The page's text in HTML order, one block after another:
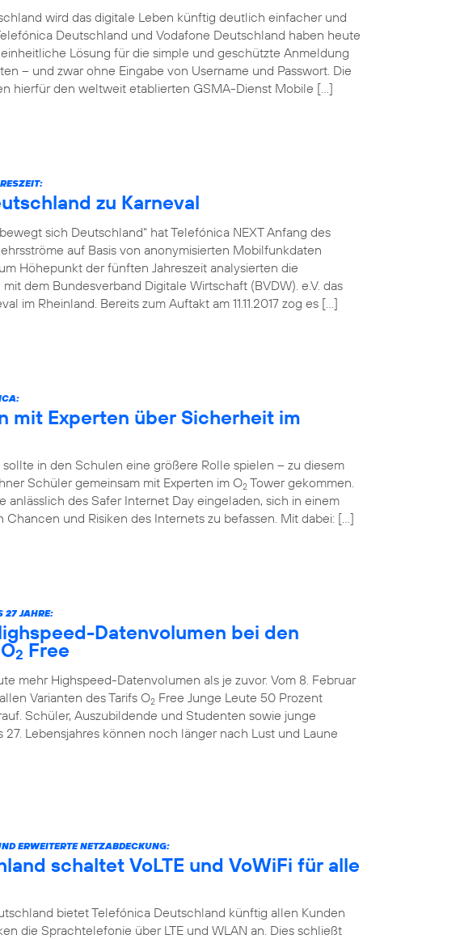
wird das digitale Leben künftig deutlich einfacher und
Deutschland und Vodafone Deutschland haben heute
Lösung für die simple und geschützte Anmeldung
– und zwar ohne Eingabe von Username und Passwort. Die
hierfür den weltweit etablierten GSMA-Dienst Mobile […]
zu Karneval
sich Deutschland“ hat Telefónica NEXT Anfang des
auf Basis von anonymisierten Mobilfunkdaten
Höhepunkt der fünften Jahreszeit analysierten die
dem Bundesverband Digitale Wirtschaft (BVDW). e.V. das
im Rheinland. Bereits zum Auftakt am 11.11.2017 zog es […]
mit Experten über Sicherheit im
in den Schulen eine größere Rolle spielen – zu diesem
Schüler gemeinsam mit Experten im O2 Tower gekommen.
anlässlich des Safer Internet Day eingeladen, sich in einem
und Risiken des Internets zu befassen. Mit dabei: […]
27 JAHRE:
Datenvolumen bei den
2 Free
mehr Highspeed-Datenvolumen als je zuvor. Vom 8. Februar
Varianten des Tarifs O2 Free Junge Leute 50 Prozent
Schüler, Auszubildende und Studenten sowie junge
27. Lebensjahres können noch länger nach Lust und Laune
ERWEITERTE NETZABDECKUNG:
schaltet VoLTE und VoWiFi für alle
bietet Telefónica Deutschland künftig allen Kunden
die Sprachtelefonie über LTE und WLAN an. Dies schließt